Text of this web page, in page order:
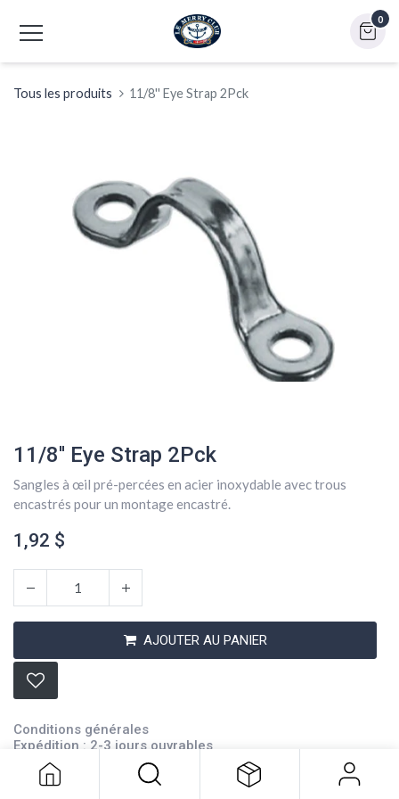
0
Tous les produits 11/8'' Eye Strap 2Pck
11/8'' Eye Strap 2Pck
Sangles à œil pré-percées en acier inoxydable avec trous
encastrés pour un montage encastré.
1,92 $
AJOUTER AU PANIER
Conditions générales
Expédition : 2-3 jours ouvrables
1,92$